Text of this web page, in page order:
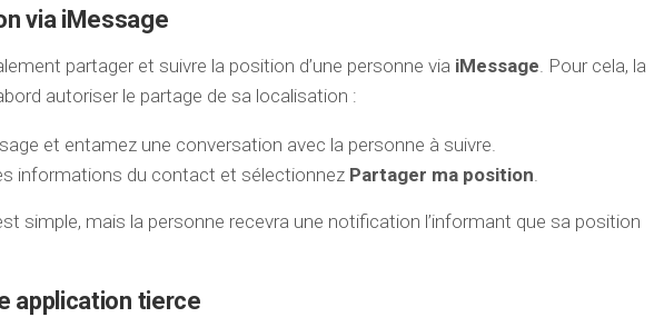
via iMessage
partager et suivre la position d’une personne via iMessage. Pour cela, la
autoriser le partage de sa localisation :
et entamez une conversation avec la personne à suivre.
informations du contact et sélectionnez Partager ma position.
simple, mais la personne recevra une notification l’informant que sa position
application tierce